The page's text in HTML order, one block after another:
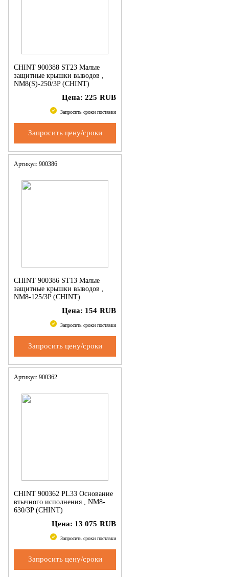
CHINT 900388 ST23 Малые
защитные крышки выводов ,
NM8(S)-250/3P (CHINT)
Цена: 225 RUB
Запросить сроки поставки
Запросить цену/сроки
Артикул: 900386
CHINT 900386 ST13 Малые
защитные крышки выводов ,
NM8-125/3P (CHINT)
Цена: 154 RUB
Запросить сроки поставки
Запросить цену/сроки
Артикул: 900362
CHINT 900362 PL33 Основание
втычного исполнения , NM8-
630/3P (CHINT)
Цена: 13 075 RUB
Запросить сроки поставки
Запросить цену/сроки